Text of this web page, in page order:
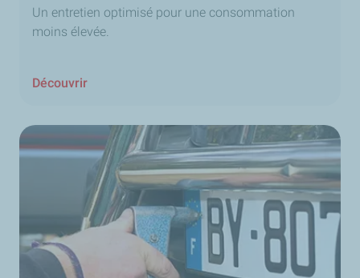
Un entretien optimisé pour une consommation
moins élevée.
Découvrir